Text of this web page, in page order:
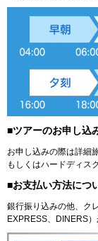
■ツアーのお申し込
お申し込みの際は詳細
もしくはハードディス
■お支払い方法につ
銀行振り込みの他、ク
EXPRESS、DINERS）